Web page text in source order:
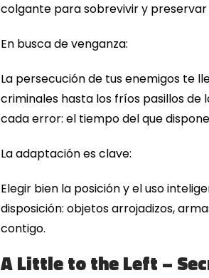
colgante para sobrevivir y preservar
En busca de venganza:
La persecución de tus enemigos te
criminales hasta los fríos pasillos de
cada error: el tiempo del que
La adaptación es clave:
Elegir bien la posición y el uso
disposición: objetos arrojadizos,
contigo.
A Little to the Left –